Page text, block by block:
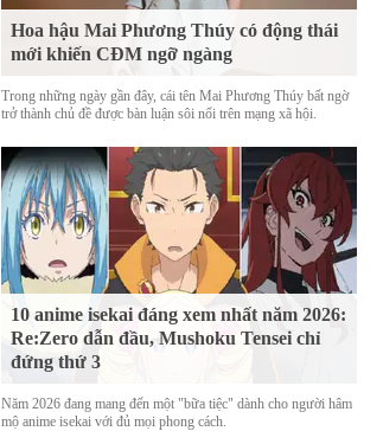
Hoa hậu Mai Phương Thúy có động thái
mới khiến CĐM ngỡ ngàng
Trong những ngày gần đây, cái tên Mai Phương Thúy bất ngờ
trở thành chủ đề được bàn luận sôi nổi trên mạng xã hội.
10 anime isekai đáng xem nhất năm 2026:
Re:Zero dẫn đầu, Mushoku Tensei chỉ
đứng thứ 3
Năm 2026 đang mang đến một "bữa tiệc" dành cho người hâm
mộ anime isekai với đủ mọi phong cách.